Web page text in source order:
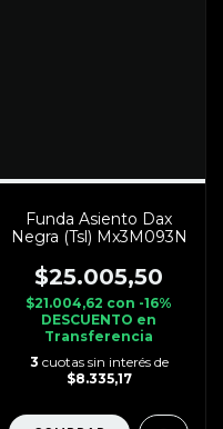
Funda Asiento Dax
Negra (Tsl) Mx3M093N
$25.005,50
$21.004,62 con -16%
DESCUENTO en
Transferencia
3 cuotas sin interés de
$8.335,17